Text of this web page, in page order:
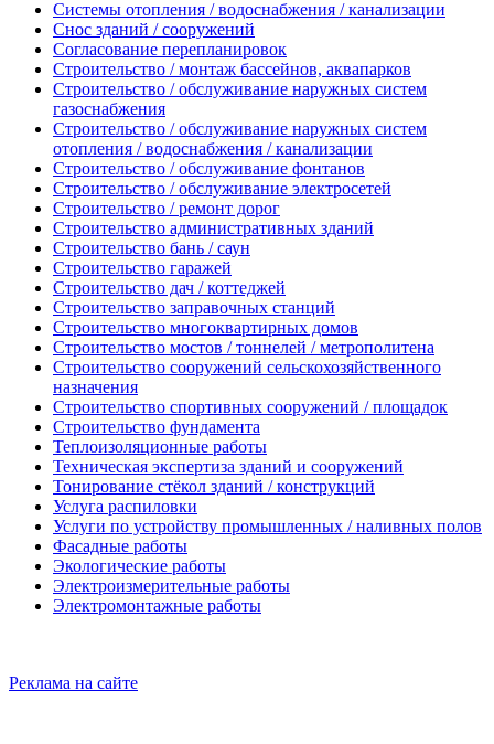
Системы отопления / водоснабжения / канализации
Снос зданий / сооружений
Согласование перепланировок
Строительство / монтаж бассейнов, аквапарков
Строительство / обслуживание наружных систем
газоснабжения
Строительство / обслуживание наружных систем
отопления / водоснабжения / канализации
Строительство / обслуживание фонтанов
Строительство / обслуживание электросетей
Строительство / ремонт дорог
Строительство административных зданий
Строительство бань / саун
Строительство гаражей
Строительство дач / коттеджей
Строительство заправочных станций
Строительство многоквартирных домов
Строительство мостов / тоннелей / метрополитена
Строительство сооружений сельскохозяйственного
назначения
Строительство спортивных сооружений / площадок
Строительство фундамента
Теплоизоляционные работы
Техническая экспертиза зданий и сооружений
Тонирование стёкол зданий / конструкций
Услуга распиловки
Услуги по устройству промышленных / наливных полов
Фасадные работы
Экологические работы
Электроизмерительные работы
Электромонтажные работы
Реклама на сайте